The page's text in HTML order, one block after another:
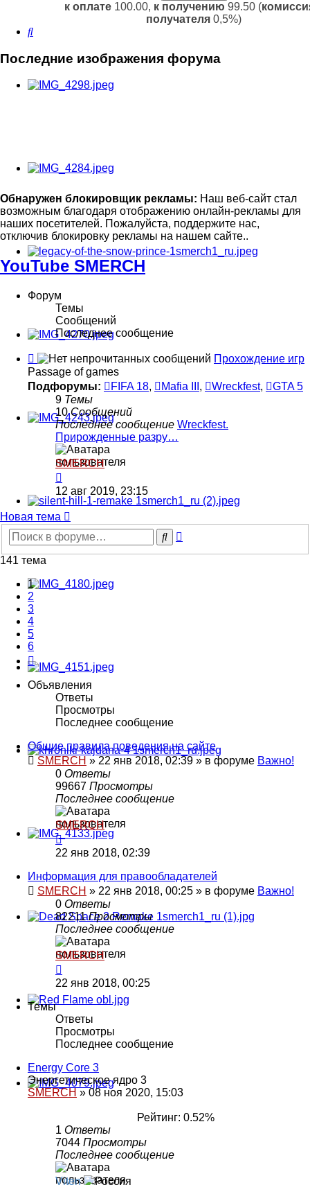
к оплате100.00, к получению 99.50 (
получателя 0,5%)
Поиск
Последние изображения форума
Обнаружен блокировщик рекламы: Наш веб-сайт стал
возможным благодаря отображению онлайн-рекламы для
наших посетителей. Пожалуйста, поддержите нас,
отключив блокировку рекламы на нашем сайте..
YouTube SMERCH
Форум
Темы
Сообщений
Последнее сообщение
Канал
-
Прохождение
игр
Прохождение игр
Passage of games
Подфорумы:
FIFA 18, Mafia III , Wreckfest,
GTA 5
9 Темы
10Сообщений
Последнее сообщение Wreckfest.
Прирожденные разру…
SMERCH
к
последнему
сообщению
12 авг 2019, 23:15
Новая тема
Поиск
141 тема
1
2
3
4
5
6
Объявления
Ответы
Просмотры
Последнее сообщение
Общие правила поведения на сайте
SMERCH » 22 янв 2018, 02:39 » в форуме Важно!
0 Ответы
99667 Просмотры
Последнее сообщение
SMERCH
22 янв 2018, 02:39
Информация для правообладателей
SMERCH » 22 янв 2018, 00:25 » в форуме Важно!
0 Ответы
82211Просмотры
Последнее сообщение
SMERCH
22 янв 2018, 00:25
Темы
Ответы
Просмотры
Последнее сообщение
Energy Core 3
Энергетическое ядро 3
SMERCH » 08 ноя 2020, 15:03
Рейтинг: 0.52%
1 Ответы
7044 Просмотры
Последнее сообщение
Viten